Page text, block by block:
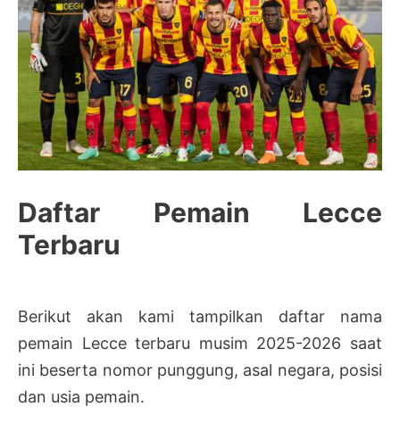
Daftar Pemain Lecce
Terbaru
Berikut akan kami tampilkan daftar nama
pemain Lecce terbaru musim 2025-2026 saat
ini beserta nomor punggung, asal negara, posisi
dan usia pemain.